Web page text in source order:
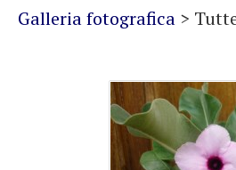
Galleria fotografica >